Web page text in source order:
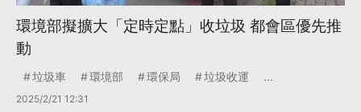
環境部擬擴大「定時定點」收垃圾 都會區優先推
動
垃圾車 環境部 環保局 垃圾收運 ...
2025/2/21 12:31